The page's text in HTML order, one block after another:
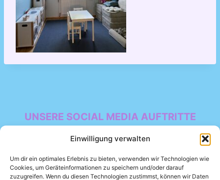
Einwilligung verwalten
Um dir ein optimales Erlebnis zu bieten, verwenden wir Technologien wie
Cookies, um Geräteinformationen zu speichern und/oder darauf
zuzugreifen. Wenn du diesen Technologien zustimmst, können wir Daten
UNSERE SOCIAL MEDIA AUFTRITTE
Facebook